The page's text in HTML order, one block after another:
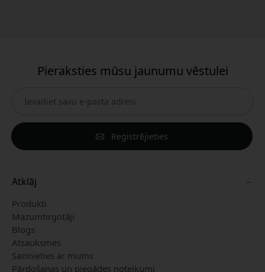
Pieraksties mūsu jaunumu vēstulei
Reģistrējieties
Atklāj
Produkti
Mazumtirgotāji
Blogs
Atsauksmes
Sazinieties ar mums
Pārdošanas un piegādes noteikumi